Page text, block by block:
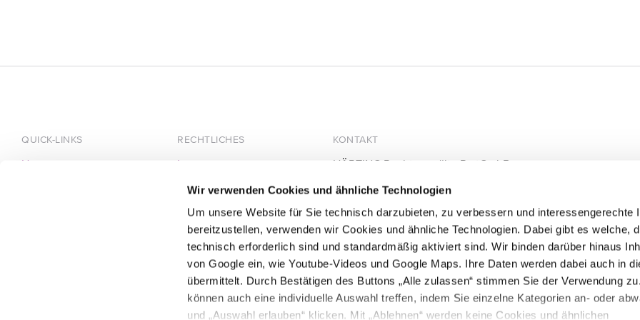
Wir verwenden Cookies und ähnliche Technologien
Um unsere Website für Sie technisch darzubieten, zu verbessern und interessengerechte
bereitzustellen, verwenden wir Cookies und ähnliche Technologien. Dabei gibt es welche,
technisch erforderlich sind und standardmäßig aktiviert sind. Wir binden darüber hinaus
von Google ein, wie Youtube-Videos und Google Maps. Ihre Daten werden dabei auch in
übermittelt. Durch Bestätigen des Buttons „Alle zulassen“ stimmen Sie der Verwendung
können auch eine individuelle Auswahl treffen, indem Sie einzelne Kategorien an- oder
und „Auswahl erlauben“ klicken. Mit „Ablehnen“ werden keine Cookies und ähnlichen
KONTAKT
HÄRTING Rechtsanwälte PartGmbB
10115 Berlin
+49 30 28305740
+49 30 28305744
mail@haerting.de
QUICK-LINKS
Home
RECHTLICHES
Impressum
Datenschutz